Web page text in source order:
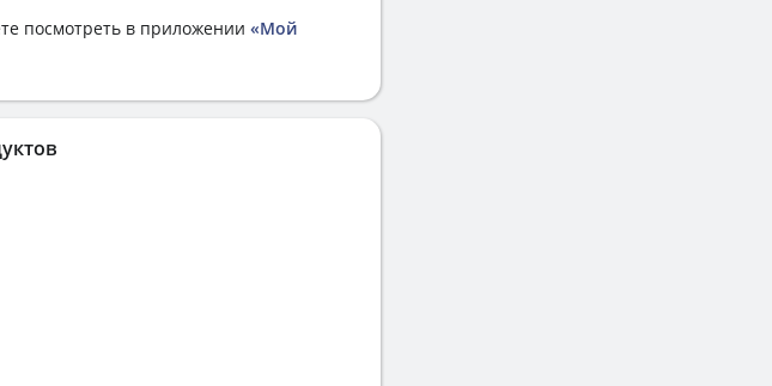
посмотреть в приложении «Мой